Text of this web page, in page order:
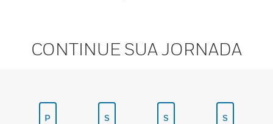
CONTINUE SUA JORNADA
P
S
S
S